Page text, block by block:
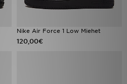
Nike Air Force 1 Low Miehet
120,00€